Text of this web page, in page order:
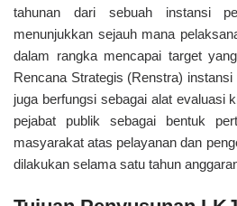
tahunan dari sebuah instansi
menunjukkan sejauh mana
dalam rangka mencapai target
Rencana Strategis (Renstra)
juga berfungsi sebagai alat evaluasi
pejabat publik sebagai bentuk
masyarakat atas pelayanan dan
dilakukan selama satu tahun